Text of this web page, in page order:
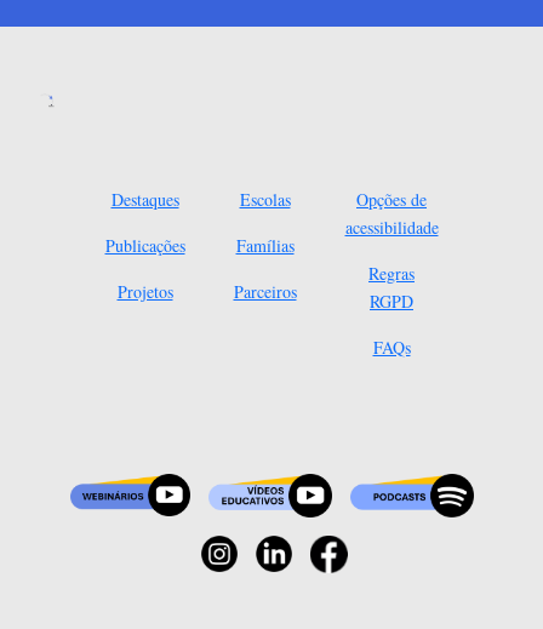
Destaques
Publicações
Projetos
Escolas
Famílias
Parceiros
Opções de
acessibilidade
Regras
RGPD
FAQs